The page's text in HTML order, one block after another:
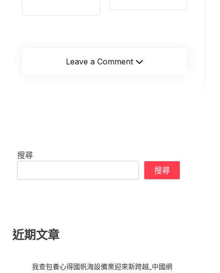
Leave a Comment
搜尋
搜尋
近期文章
我查包養心得國帆海設備業迎來新跨越_中國網